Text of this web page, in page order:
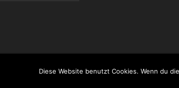
modified by --|CUBA|--Diese Website benutzt Cookies. Wenn du